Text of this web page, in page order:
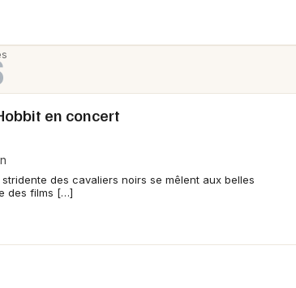
en concert
des cavaliers noirs se mêlent aux belles
des films […]